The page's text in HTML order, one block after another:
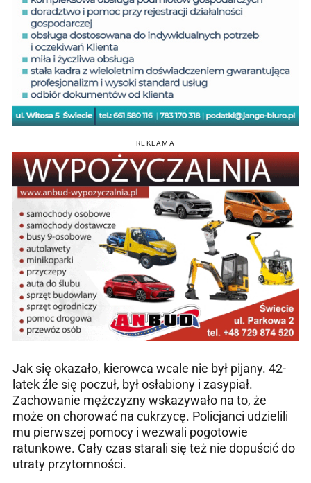
REKLAMA
Jak się okazało, kierowca wcale nie był pijany. 42-
latek źle się poczuł, był osłabiony i zasypiał.
Zachowanie mężczyzny wskazywało na to, że
może on chorować na cukrzycę. Policjanci udzielili
mu pierwszej pomocy i wezwali pogotowie
ratunkowe. Cały czas starali się też nie dopuścić do
utraty przytomności.